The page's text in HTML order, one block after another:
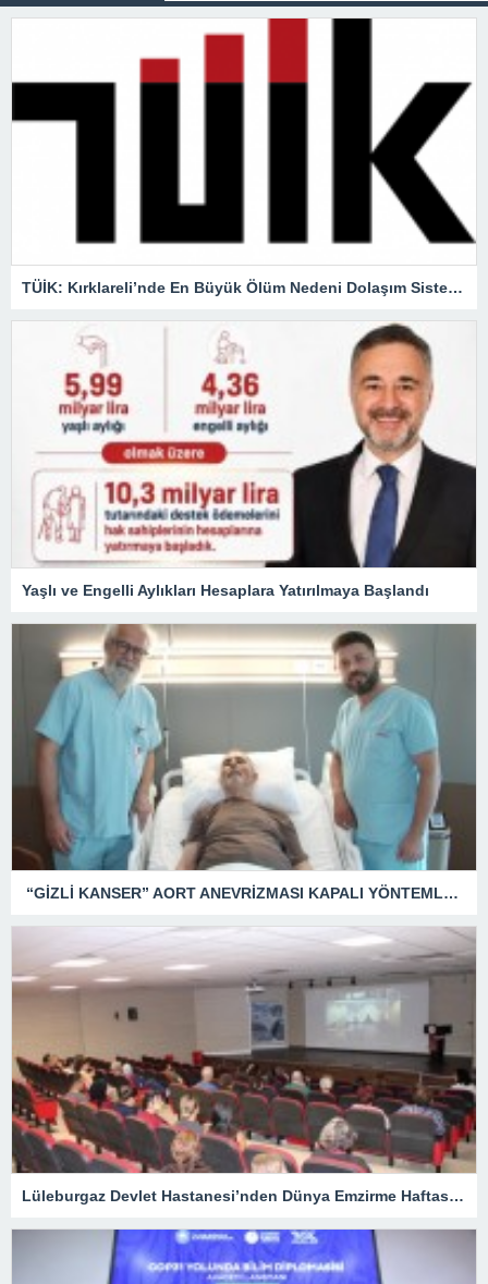
TÜİK: Kırklareli’nde En Büyük Ölüm Nedeni Dolaşım Sistemi Hastalıkları
Yaşlı ve Engelli Aylıkları Hesaplara Yatırılmaya Başlandı
“GİZLİ KANSER” AORT ANEVRİZMASI KAPALI YÖNTEMLE TEDAVİ EDİLDİ
Lüleburgaz Devlet Hastanesi’nden Dünya Emzirme Haftası Katılımı